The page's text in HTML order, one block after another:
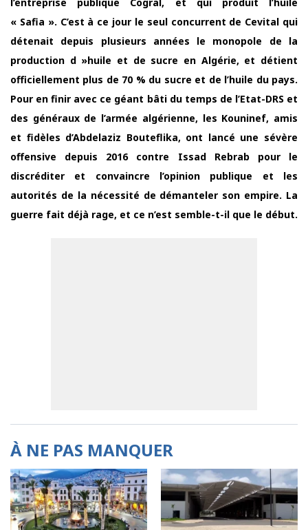
« Safia ». C’est à ce jour le seul concurrent de Cevital qui
détenait depuis plusieurs années le monopole de la
production d »huile et de sucre en Algérie, et détient
officiellement plus de 70 % du sucre et de l’huile du pays.
Pour en finir avec ce géant bâti du temps de l’Etat-DRS et
des généraux de l’armée algérienne, les Kouninef, amis
et fidèles d’Abdelaziz Bouteflika, ont lancé une sévère
offensive depuis 2016 contre Issad Rebrab pour le
discréditer et convaincre l’opinion publique et les
autorités de la nécessité de démanteler son empire. La
guerre fait déjà rage, et ce n’est semble-t-il que le début.
À NE PAS MANQUER